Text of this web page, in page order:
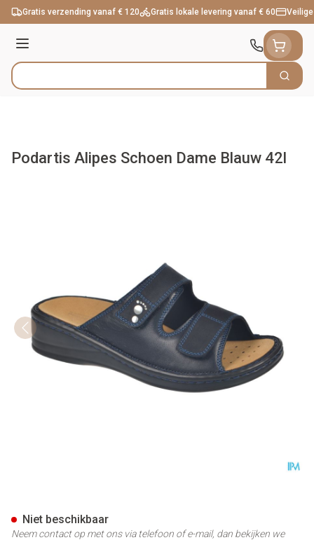
Ga naar de inhoud
Gratis verzending vanaf € 120 Gratis lokale levering vanaf € 60
Menu
Product, merk, categorie... Zoek
Podartis Alipes Schoen Dame Blauw 42l
Niet beschikbaar
Neem contact op met ons via telefoon of e-mail, dan bekijken we